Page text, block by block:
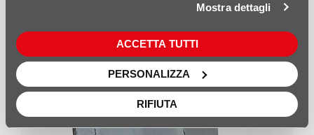
maggiori dettagli, consulta le nostre sezioni Privacy Policy e Cookie
Mostra dettagli
ACCETTA TUTTI
PERSONALIZZA
RIFIUTA
Rifinire la malta applicata mediante frattazzatura.